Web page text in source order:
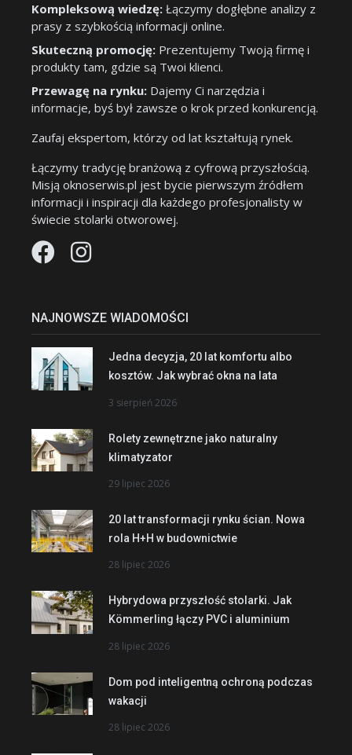
Kompleksową wiedzę: Łączymy dogłębne analizy z
prasy z szybkością informacji online.
Skuteczną promocję: Prezentujemy Twoją firmę i
produkty tam, gdzie są Twoi klienci.
Przewagę na rynku: Dajemy Ci narzędzia i
informacje, byś był zawsze o krok przed konkurencją.
Zaufaj ekspertom, którzy od lat kształtują rynek.
Łączymy tradycję branżową z cyfrową przyszłością.
Misją oknoserwis.pl jest bycie pierwszym źródłem
informacji i inspiracji dla każdego profesjonalisty w
świecie stolarki otworowej.
NAJNOWSZE WIADOMOŚCI
Jedna decyzja, 20 lat komfortu albo
kosztów. Jak wybrać okna na lata
3 sierpień 2026
Rolety zewnętrzne jako naturalny
klimatyzator
29 lipiec 2026
20 lat transformacji rynku ścian. Nowa
rola H+H w budownictwie
28 lipiec 2026
Hybrydowa przyszłość stolarki. Jak
Kömmerling łączy PVC i aluminium
28 lipiec 2026
Dom pod inteligentną ochroną podczas
wakacji
28 lipiec 2026